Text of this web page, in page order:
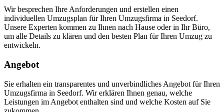
Wir besprechen Ihre Anforderungen und erstellen einen
individuellen Umzugsplan für Ihren Umzugsfirma in Seedorf.
Unsere Experten kommen zu Ihnen nach Hause oder in Ihr Büro,
um alle Details zu klären und den besten Plan für Ihren Umzug zu
entwickeln.
Angebot
Sie erhalten ein transparentes und unverbindliches Angebot für Ihren
Umzugsfirma in Seedorf. Wir erklären Ihnen genau, welche
Leistungen im Angebot enthalten sind und welche Kosten auf Sie